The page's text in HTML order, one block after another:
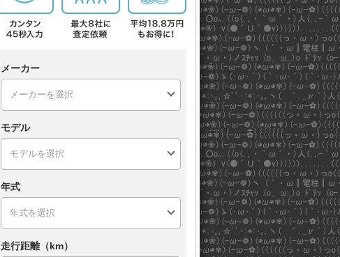
メーカー
モデル
年式
走行距離（km）